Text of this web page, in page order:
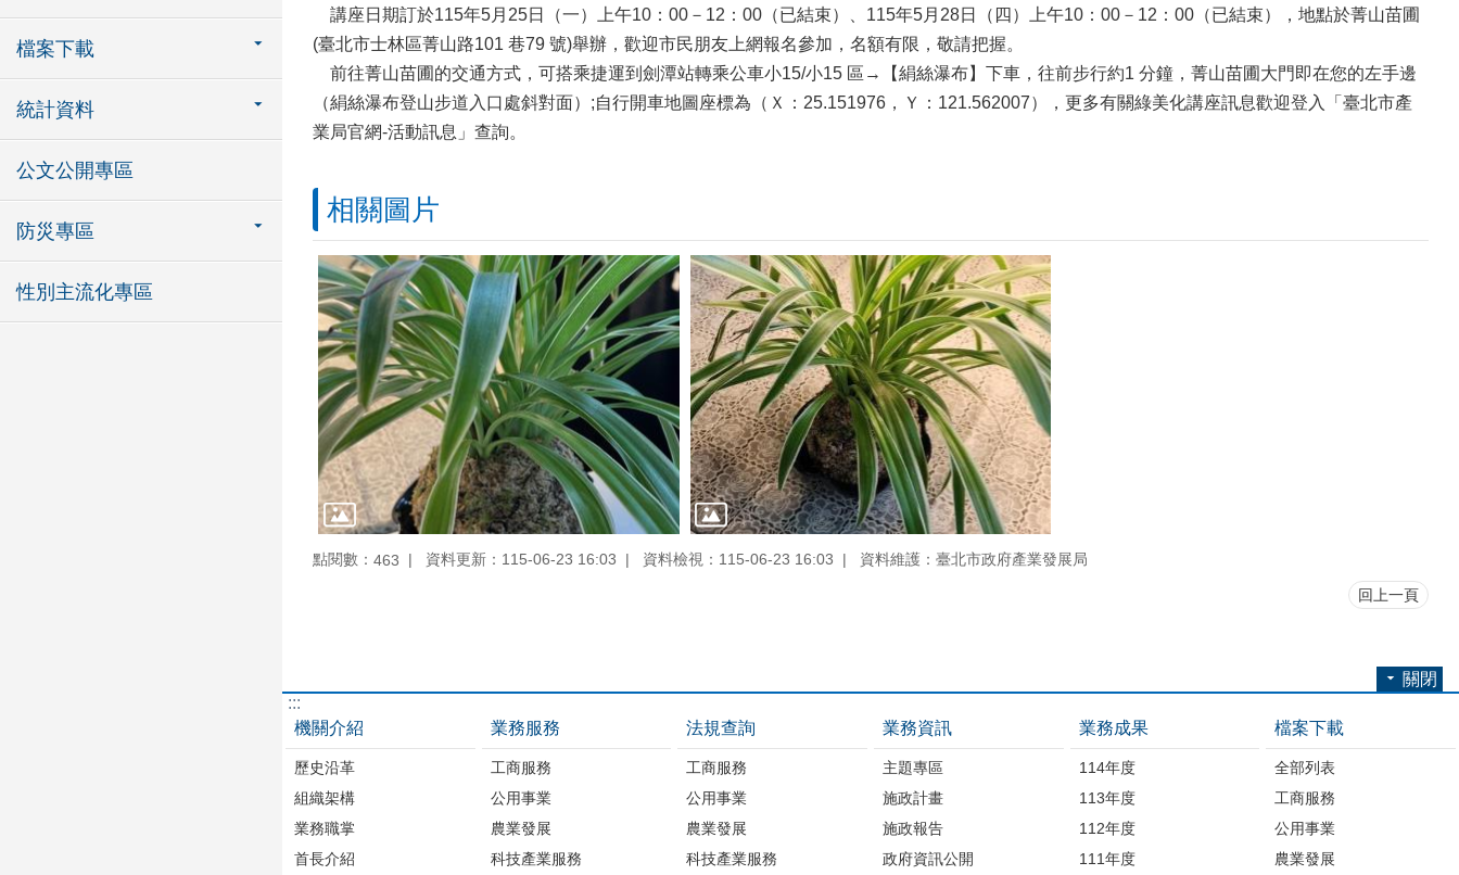
檔案下載
統計資料
公文公開專區
防災專區
性別主流化專區
講座日期訂於115年5月25日（一）上午10：00－12：00（已結束）、115年5月28日（四）上午10：00－12：00（已結束），地點於菁山苗圃
(臺北市士林區菁山路101 巷79 號)舉辦，歡迎市民朋友上網報名參加，名額有限，敬請把握。
前往菁山苗圃的交通方式，可搭乘捷運到劍潭站轉乘公車小15/小15 區→【絹絲瀑布】下車，往前步行約1 分鐘，菁山苗圃大門即在您的左手邊
（絹絲瀑布登山步道入口處斜對面）;自行開車地圖座標為（Ｘ：25.151976，Ｙ：121.562007），更多有關綠美化講座訊息歡迎登入「臺北市產
業局官網-活動訊息」查詢。
相關圖片
點閱數： 463 資料更新：115-06-23 16:03 資料檢視：115-06-23 16:03 資料維護：臺北市政府產業發展局
回上一頁
關閉
:::
機關介紹
歷史沿革
組織架構
業務職掌
首長介紹
業務服務
工商服務
公用事業
農業發展
科技產業服務
法規查詢
工商服務
公用事業
農業發展
科技產業服務
業務資訊
主題專區
施政計畫
施政報告
政府資訊公開
業務成果
114年度
113年度
112年度
111年度
檔案下載
全部列表
工商服務
公用事業
農業發展